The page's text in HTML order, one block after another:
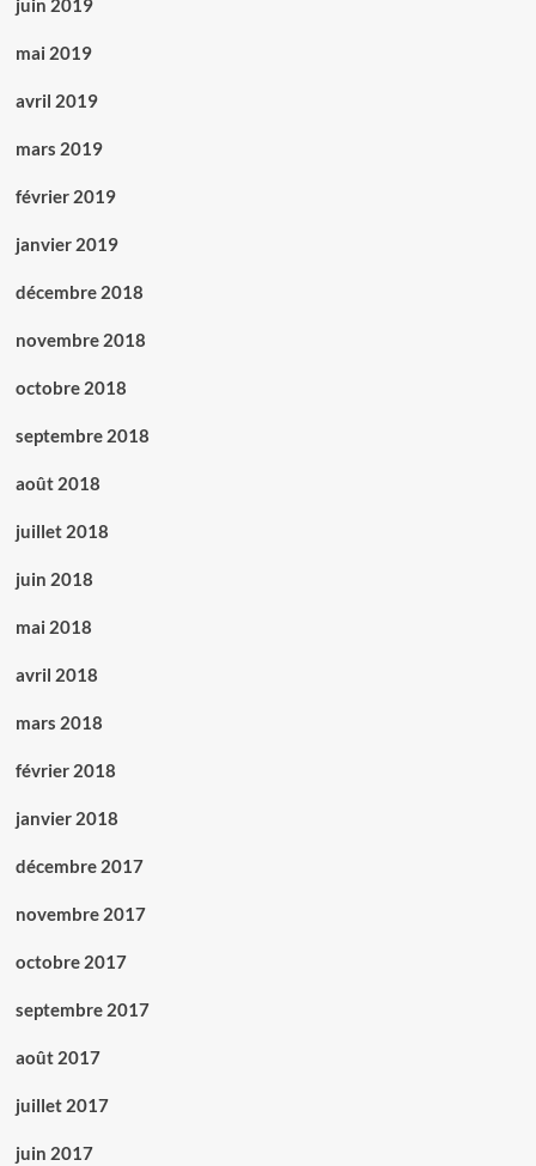
juin 2019
mai 2019
avril 2019
mars 2019
février 2019
janvier 2019
décembre 2018
novembre 2018
octobre 2018
septembre 2018
août 2018
juillet 2018
juin 2018
mai 2018
avril 2018
mars 2018
février 2018
janvier 2018
décembre 2017
novembre 2017
octobre 2017
septembre 2017
août 2017
juillet 2017
juin 2017